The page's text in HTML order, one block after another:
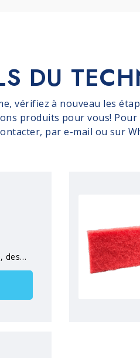
DU
vérifiez à nouveau les
produits pour vous! Pour
par e-mail ou sur
des